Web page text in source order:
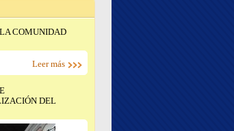
COMUNIDAD
Leer más
DEL